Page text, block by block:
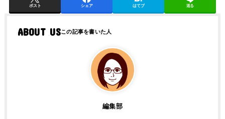
ポスト シェア はてブ 送る
ABOUT US
編集部